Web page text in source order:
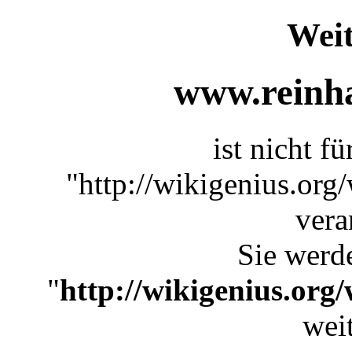
ist nicht
"http://
Sie
"http://wikigenius.org/